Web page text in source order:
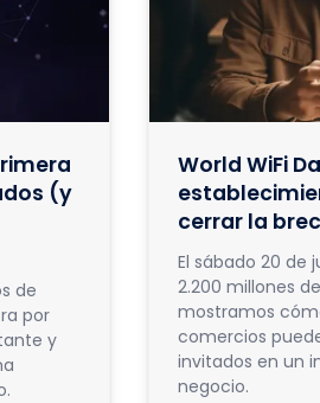
(y
de
por
y
World WiFi
cerrar la
El sábado 20 de
2.200 millones
mostramos
comercios
invitados en un
negocio.